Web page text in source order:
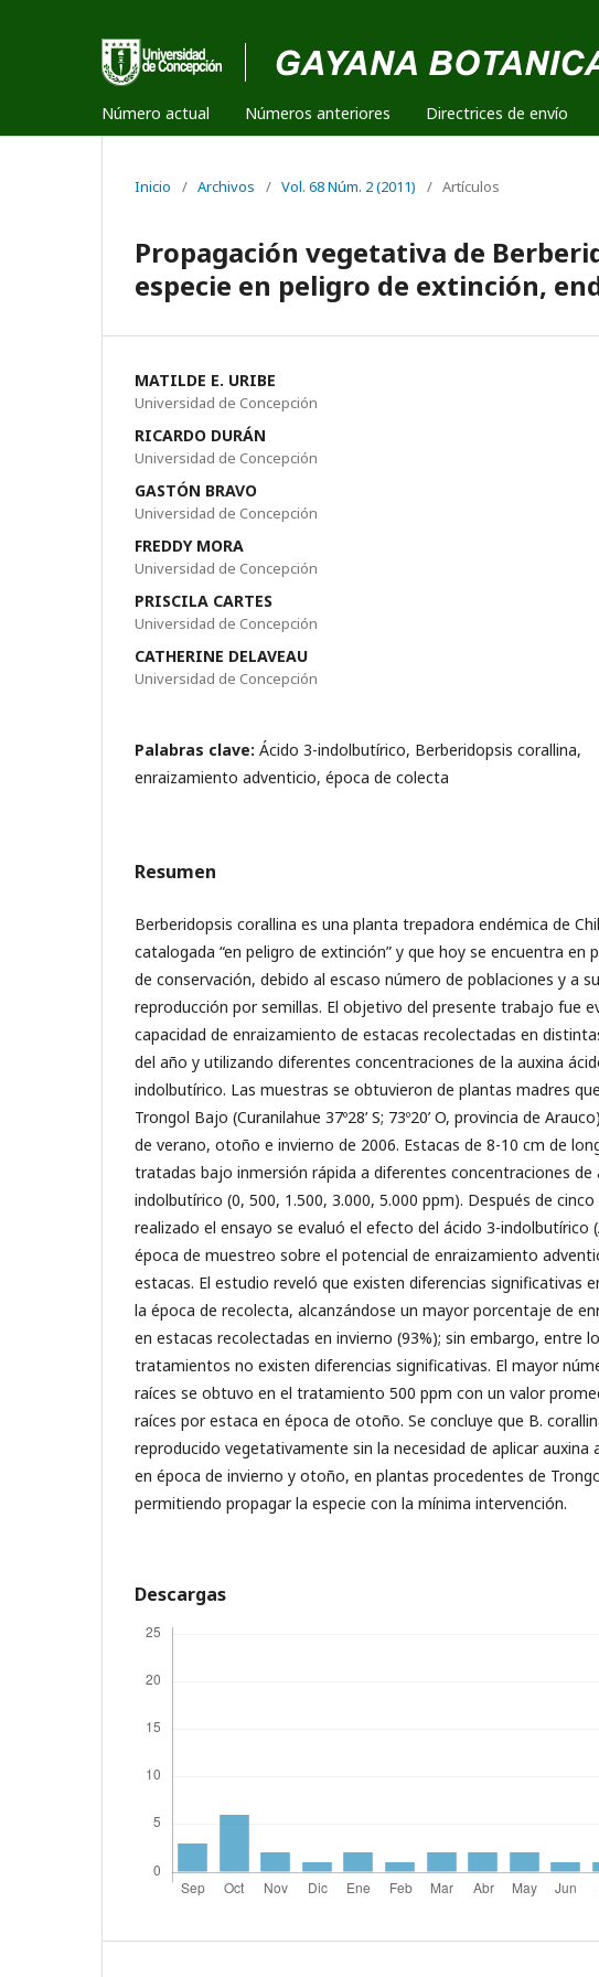
Número actual Números anteriores Directrices de envío
Inicio / Archivos / Vol. 68 Núm. 2 (2011) / Artículos
Propagación vegetativa de
especie en peligro de extinción,
MATILDE E. URIBE
Universidad de Concepción
RICARDO DURÁN
Universidad de Concepción
GASTÓN BRAVO
Universidad de Concepción
FREDDY MORA
Universidad de Concepción
PRISCILA CARTES
Universidad de Concepción
CATHERINE DELAVEAU
Universidad de Concepción
Palabras clave: Ácido 3-indolbutírico, Berberidopsis corallina,
enraizamiento adventicio, época de colecta
Resumen
Berberidopsis corallina es una planta trepadora endémica de
catalogada “en peligro de extinción” y que hoy se encuentra en
de conservación, debido al escaso número de poblaciones y a
reproducción por semillas. El objetivo del presente trabajo fue
capacidad de enraizamiento de estacas recolectadas en
del año y utilizando diferentes concentraciones de la auxina
indolbutírico. Las muestras se obtuvieron de plantas madres
Trongol Bajo (Curanilahue 37º28’ S; 73º20’ O, provincia de
de verano, otoño e invierno de 2006. Estacas de 8-10 cm de
tratadas bajo inmersión rápida a diferentes concentraciones de
indolbutírico (0, 500, 1.500, 3.000, 5.000 ppm). Después de
realizado el ensayo se evaluó el efecto del ácido 3-indolbutírico
época de muestreo sobre el potencial de enraizamiento
estacas. El estudio reveló que existen diferencias significativas
la época de recolecta, alcanzándose un mayor porcentaje de
en estacas recolectadas en invierno (93%); sin embargo, entre
tratamientos no existen diferencias significativas. El mayor
raíces se obtuvo en el tratamiento 500 ppm con un valor
raíces por estaca en época de otoño. Se concluye que B.
reproducido vegetativamente sin la necesidad de aplicar auxina
en época de invierno y otoño, en plantas procedentes de
permitiendo propagar la especie con la mínima intervención.
Descargas